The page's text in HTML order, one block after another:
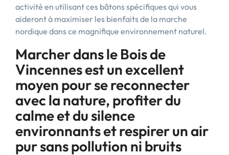
activité en utilisant ces bâtons spécifiques qui vous
aideront à maximiser les bienfaits de la marche
nordique dans ce magnifique environnement naturel.
Marcher dans le Bois de
Vincennes est un excellent
moyen pour se reconnecter
avec la nature, profiter du
calme et du silence
environnants et respirer un air
pur sans pollution ni bruits